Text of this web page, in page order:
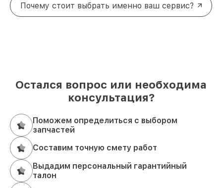
Почему стоит выбрать именно ваш сервис?
Остался вопрос или необходима
консультация?
Поможем определиться с выбором
запчастей
Составим точную смету работ
Выдадим персональный гарантийный
талон